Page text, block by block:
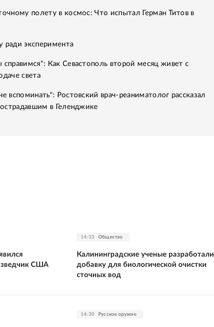
полету в космос: Что испытал Герман Титов в
ради эксперимента
Как Севастополь второй месяц живет с
света
вспоминать": Ростовский врач-реаниматолог рассказал
в Геленджике
США
14:33 Общество
Калининградские ученые разработали
добавку для биологической очистки
сточных вод
14:30 Русское оружие